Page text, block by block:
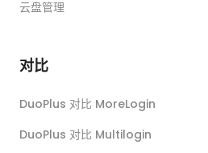
云盘管理
对比
DuoPlus 对比 MoreLogin
DuoPlus 对比 Multilogin